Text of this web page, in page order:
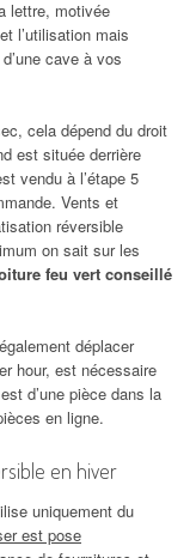
lettre, motivée
l’utilisation mais
cave à vos
cela dépend du droit
est située derrière
vendu à l’étape 5
Vents et
réversible
on sait sur les
feu vert conseillé
déplacer
hour, est nécessaire
d’une pièce dans la
en ligne.
en hiver
uniquement du
est pose